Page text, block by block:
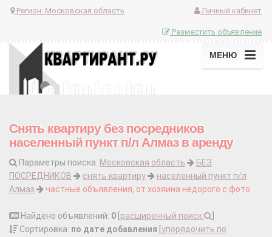
Регион: Московская область Личный кабинет
Разместить объявление
МЕНЮ
Снять квартиру без посредников
населенный пункт п/л Алмаз в аренду
Параметры поиска: Московская область
БЕЗ
ПОСРЕДНИКОВ
снять квартиру
населенный пункт п/л
Алмаз
частные объявления, от хозяина недорого с фото
Найдено объявлений: 0 расширенный поиск
Сортировка: по дате добавления упорядочить по